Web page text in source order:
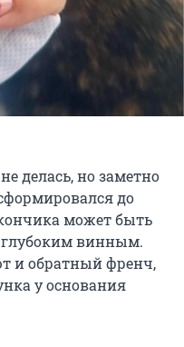
делась, но заметно
до
может быть
винным.
и обратный френч,
у основания